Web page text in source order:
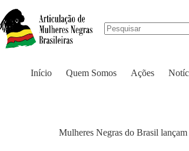
Início Quem Somos Ações
Mulheres Negras do Brasil